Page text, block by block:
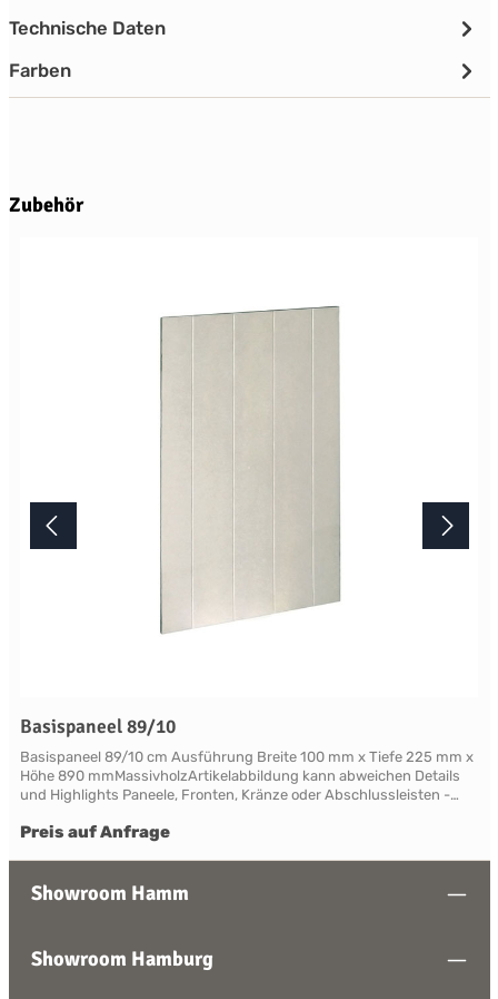
Technische Daten
Farben
Produktgalerie überspringen
Zubehör
Basispaneel 89/10
Basispaneel 89/10 cm Ausführung Breite 100 mm x Tiefe 225 mm x
Höhe 890 mmMassivholzArtikelabbildung kann abweichen Details
und Highlights Paneele, Fronten, Kränze oder Abschlussleisten -
Modellen mit variablen Ausstattungen und DimensionenNahezu
Service Die Palette der eleganten, handwerklichen Lackfarben von
mischen. Jedes Möbelstück von Neptune kann in Ihrem
Wunschfarbton aus der Neptune Farbkollektion gestrichen werden -
Preis auf Anfrage
Showroom Hamm
Showroom Hamburg